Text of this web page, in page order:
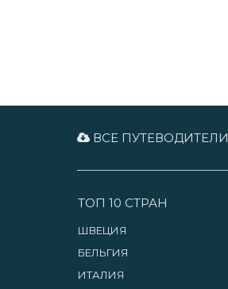
ВСЕ ПУТЕВОДИТЕЛИ
ТОП 10 СТРАН
ШВЕЦИЯ
БЕЛЬГИЯ
ИТАЛИЯ